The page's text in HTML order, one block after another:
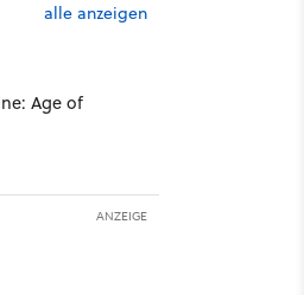
alle anzeigen
Age of
ANZEIGE